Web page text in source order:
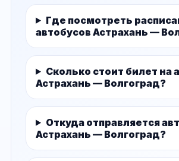
Где посмотреть
автобусов Астрахань —
Сколько стоит билет на
Астрахань — Волгоград?
Откуда отправляется
Астрахань — Волгоград?